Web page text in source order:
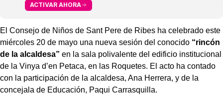
ACTIVAR AHORA
El Consejo de Niños de Sant Pere de Ribes ha celebrado este
miércoles 20 de mayo una nueva sesión del conocido “rincón
de la alcaldesa” en la sala polivalente del edificio institucional
de la Vinya d’en Petaca, en las Roquetes. El acto ha contado
con la participación de la alcaldesa, Ana Herrera, y de la
concejala de Educación, Paqui Carrasquilla.